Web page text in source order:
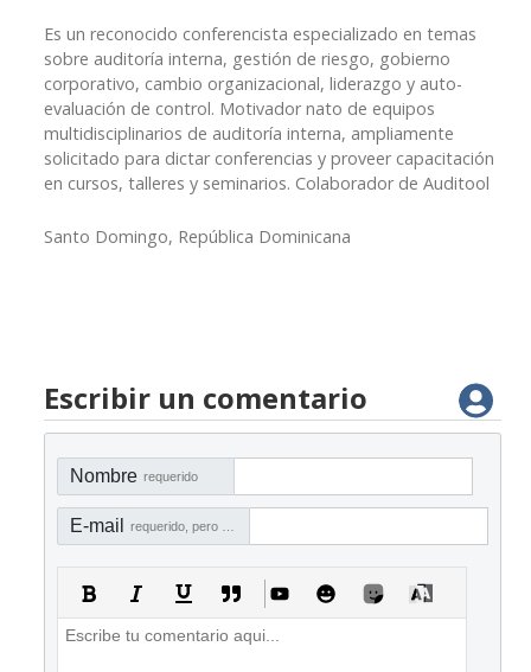
Es un reconocido conferencista especializado en temas
sobre auditoría interna, gestión de riesgo, gobierno
corporativo, cambio organizacional, liderazgo y auto-
evaluación de control. Motivador nato de equipos
multidisciplinarios de auditoría interna, ampliamente
solicitado para dictar conferencias y proveer capacitación
en cursos, talleres y seminarios. Colaborador de Auditool
Santo Domingo, República Dominicana
Escribir un comentario
Nombre requerido
E-mail